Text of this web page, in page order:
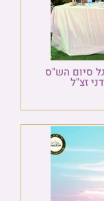
סיום הש"ס
זצ"ל